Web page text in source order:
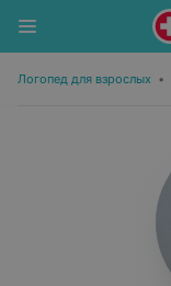
Логопед для взрослых •